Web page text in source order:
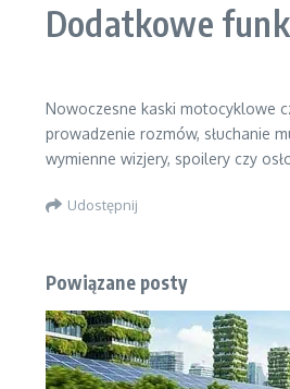
Dodatkowe
Nowoczesne kaski motocyklowe
prowadzenie rozmów, słuchanie
wymienne wizjery, spoilery czy
Udostępnij
Powiązane posty